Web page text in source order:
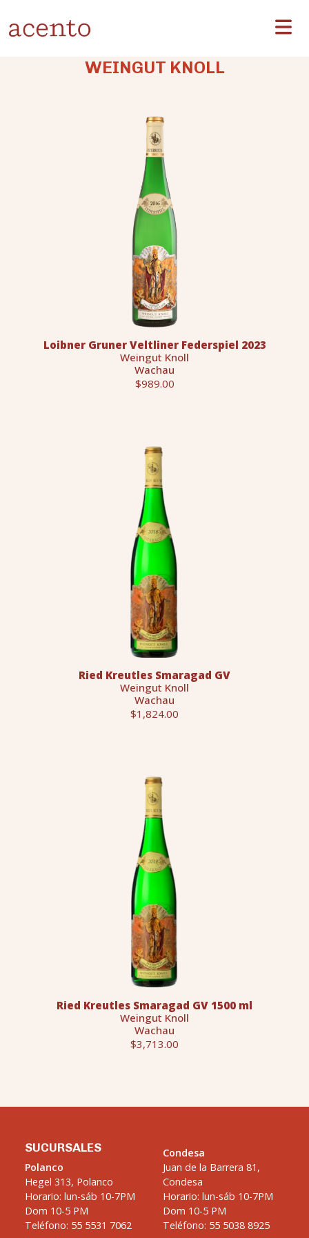
WEINGUT KNOLL
Loibner Gruner Veltliner Federspiel 2023
Weingut Knoll
Wachau
$989.00
Ried Kreutles Smaragad GV
Weingut Knoll
Wachau
$1,824.00
Ried Kreutles Smaragad GV 1500 ml
Weingut Knoll
Wachau
$3,713.00
SUCURSALES
Polanco
Hegel 313, Polanco
Horario: lun-sáb 10-7PM
Dom 10-5 PM
Teléfono: 55 5531 7062
Condesa
Juan de la Barrera 81,
Condesa
Horario: lun-sáb 10-7PM
Dom 10-5 PM
Teléfono: 55 5038 8925